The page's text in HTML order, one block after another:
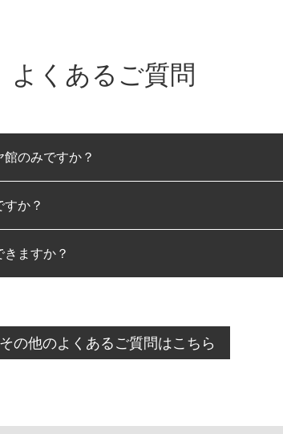
よくあるご質問
のみですか？
。か？
ますか？
のキャンセルをご希望の際は、直接ご予約いた
その他のよくあるご質問はこちら